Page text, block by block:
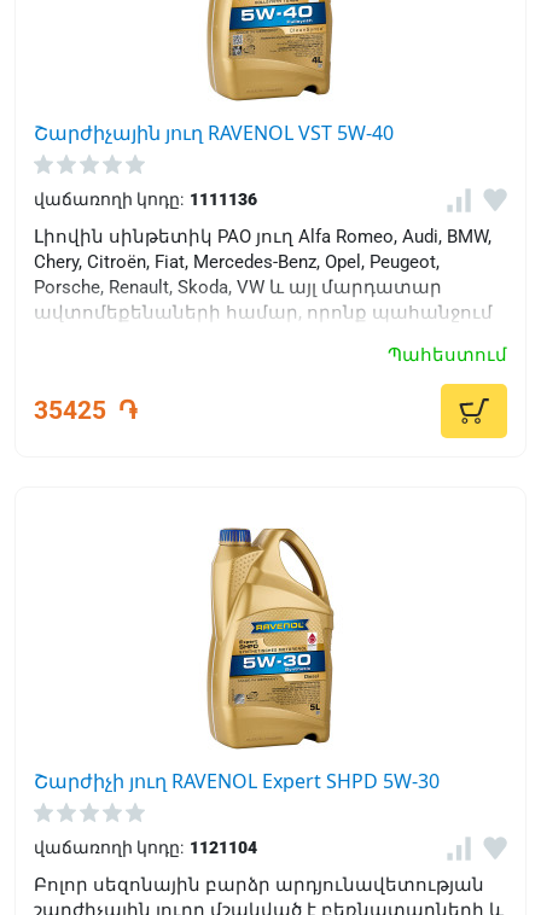
Շարժիչային յուղ RAVENOL VST 5W-40
վաճառողի կոդը: 1111136
Լիովին սինթետիկ PAO յուղ Alfa Romeo, Audi, BMW,
Chery, Citroën, Fiat, Mercedes-Benz, Opel, Peugeot,
Porsche, Renault, Skoda, VW և այլ մարդատար
ավտոմեքենաների համար, որոնք պահանջում
Պահեստում
35425 ֏
Շարժիչի յուղ RAVENOL Expert SHPD 5W-30
վաճառողի կոդը: 1121104
Բոլոր սեզոնային բարձր արդյունավետության
շարժիչային յուղը մշակված է բեռնատարների և